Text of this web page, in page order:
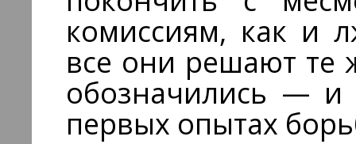
комиссиям, как и
все они решают те
обозначились —
первых опытах